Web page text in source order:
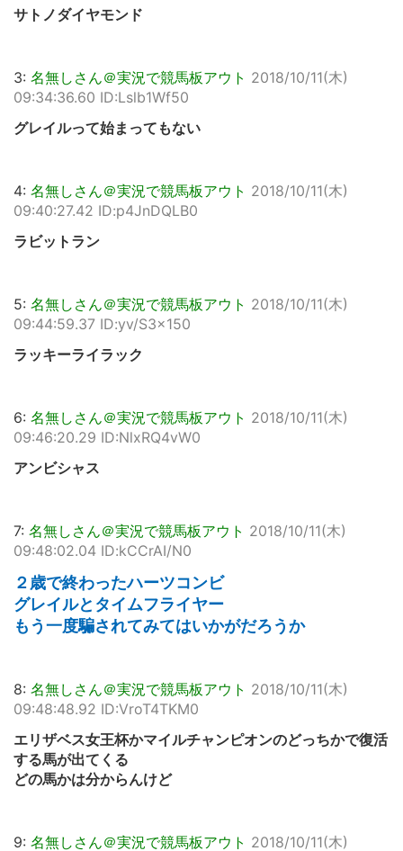
サトノダイヤモンド
3: 名無しさん＠実況で競馬板アウト 2018/10/11(木)
09:34:36.60 ID:Lslb1Wf50
グレイルって始まってもない
4: 名無しさん＠実況で競馬板アウト 2018/10/11(木)
09:40:27.42 ID:p4JnDQLB0
ラビットラン
5: 名無しさん＠実況で競馬板アウト 2018/10/11(木)
09:44:59.37 ID:yv/S3x150
ラッキーライラック
6: 名無しさん＠実況で競馬板アウト 2018/10/11(木)
09:46:20.29 ID:NlxRQ4vW0
アンビシャス
7: 名無しさん＠実況で競馬板アウト 2018/10/11(木)
09:48:02.04 ID:kCCrAI/N0
２歳で終わったハーツコンビ
グレイルとタイムフライヤー
もう一度騙されてみてはいかがだろうか
8: 名無しさん＠実況で競馬板アウト 2018/10/11(木)
09:48:48.92 ID:VroT4TKM0
エリザベス女王杯かマイルチャンピオンのどっちかで復活
する馬が出てくる
どの馬かは分からんけど
9: 名無しさん＠実況で競馬板アウト 2018/10/11(木)